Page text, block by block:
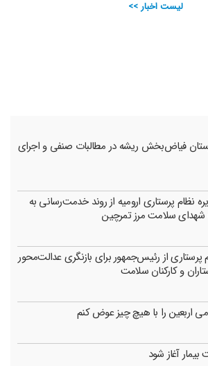
لیست اخبار >>
فیاض‌بخش ریشه در مطالبات صنفی و اجرای
نظام پرستاری ارومیه از روند خدمت‌رسانی به
شهدای سلامت مرز تمرچین
از رئیس‌جمهور برای بازنگری عدالت‌محور
و کارکنان سلامت
اربعین را با هیچ چیز عوض کنم
بیمار آغاز شود